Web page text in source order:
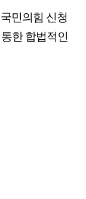
민의힘 신청
한 합법적인